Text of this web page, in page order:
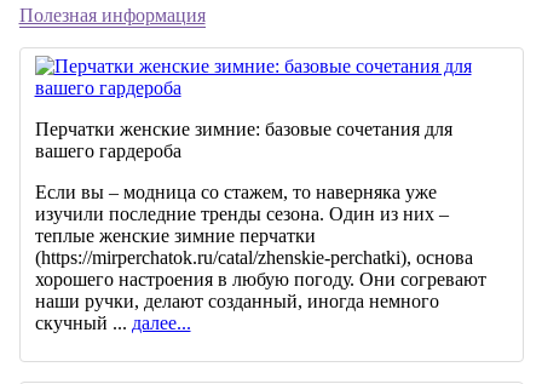
Полезная информация
Перчатки женские зимние: базовые сочетания для
вашего гардероба
Если вы – модница со стажем, то наверняка уже
изучили последние тренды сезона. Один из них –
теплые женские зимние перчатки
(https://mirperchatok.ru/catal/zhenskie-perchatki), основа
хорошего настроения в любую погоду. Они согревают
наши ручки, делают созданный, иногда немного
скучный ... далее...